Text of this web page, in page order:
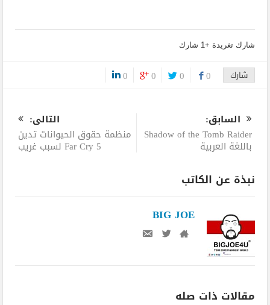
شارك تغريدة +1 شارك
شارك 0
0
0
0
السابق:
Shadow of the Tomb Raider
باللغة العربية
التالى:
منظمة حقوق الحيوانات تدين
Far Cry 5 لسبب غريب
نبذة عن الكاتب
BIG JOE
مقالات ذات صله